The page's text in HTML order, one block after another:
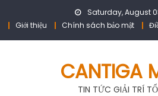
Saturday, August
Giới thiệu
Chính sách bảo mật
CANTIGA
TIN TỨC GIẢI TRÍ